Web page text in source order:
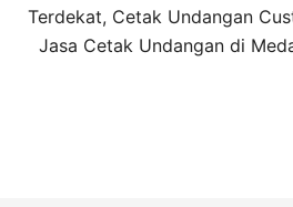
Terdekat, Cetak Undangan
Jasa Cetak Undangan di